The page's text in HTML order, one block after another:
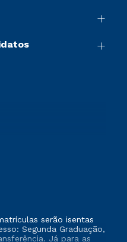
serão isentas
Segunda Graduação,
Já para as